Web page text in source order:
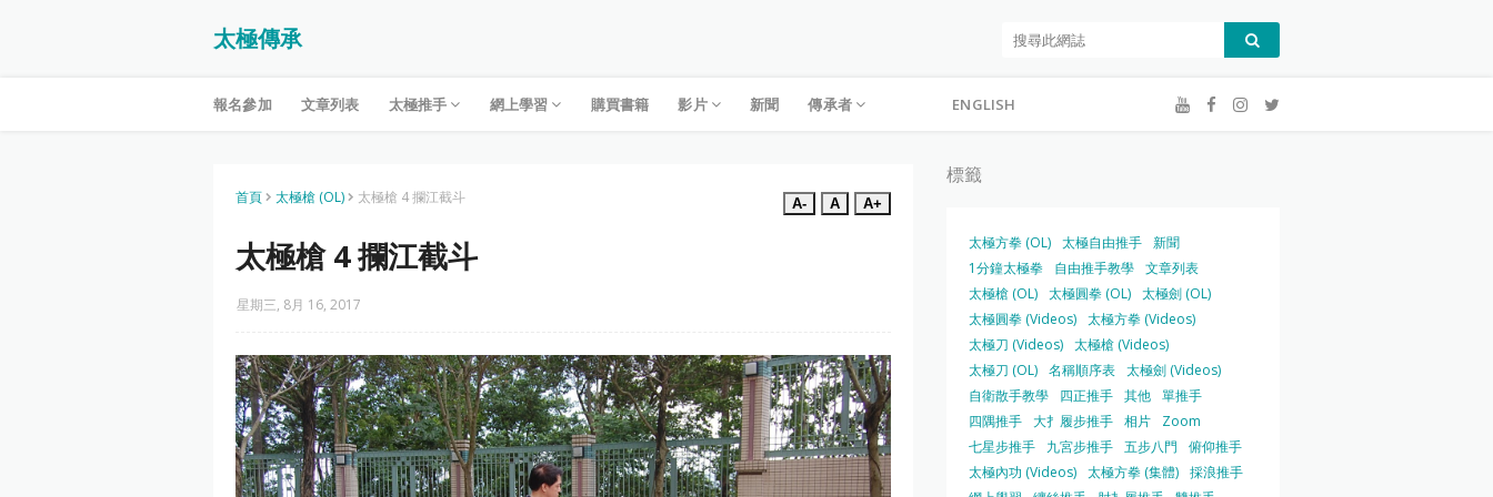
太極傳承
報名參加 文章列表 太極推手 網上學習 購買書籍 影片 新聞 傳承者 ENGLISH
首頁 太極槍 (OL) 太極槍 4 攔江截斗 A- A A+
太極槍 4 攔江截斗
星期三, 8月 16, 2017
標籤
太極方拳 (OL) 太極自由推手 新聞
1分鐘太極拳
自由推手教學 文章列表
太極槍 (OL) 太極圓拳 (OL) 太極劍 (OL)
太極圓拳 (Videos) 太極方拳 (Videos)
太極刀 (Videos) 太極槍 (Videos)
太極刀 (OL) 名稱順序表 太極劍 (Videos)
自衛散手教學
四正推手 其他 單推手
四隅推手 大扌履步推手 相片
Zoom
七星步推手
九宮步推手 五步八門
俯仰推手
太極內功 (Videos) 太極方拳 (集體) 採浪推手